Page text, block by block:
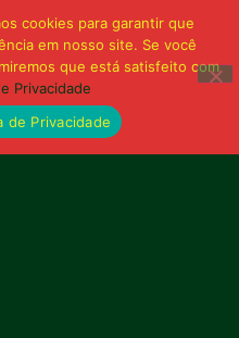
cookies para garantir que
em nosso site. Se você
que está satisfeito com
Privacidade
de Privacidade